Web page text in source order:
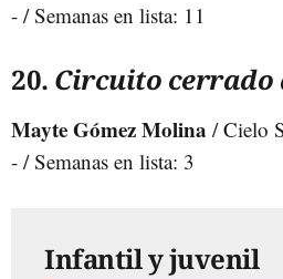
- / Semanas en lista: 11
20. Circuito cerrado
Mayte Gómez Molina / Cielo
- / Semanas en lista: 3
Infantil y juvenil